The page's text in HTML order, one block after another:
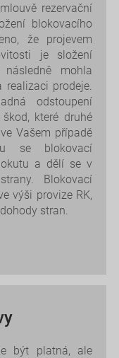
rezervační
blokovacího
že projevem
je složení
mohla
prodeje.
odstoupení
které druhé
Vašem případě
se blokovací
a dělí se v
Blokovací
výši provize RK,
stran.
být platná, ale